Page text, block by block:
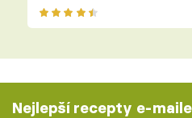
Nejlepší recepty e-